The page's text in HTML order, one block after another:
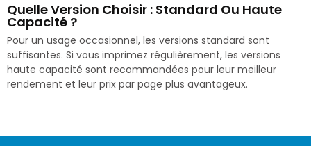
Quelle Version Choisir : Standard Ou Haute
Capacité ?
Pour un usage occasionnel, les versions standard sont
suffisantes. Si vous imprimez régulièrement, les versions
haute capacité sont recommandées pour leur meilleur
rendement et leur prix par page plus avantageux.